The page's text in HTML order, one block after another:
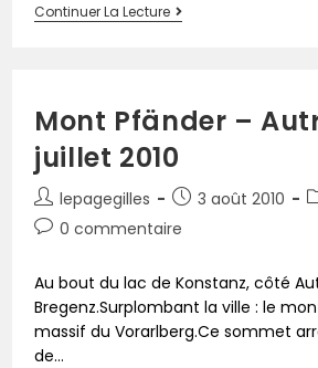
Continuer La Lecture
Mont Pfänder –
juillet 2010
lepagegilles 3 août 2010
0 commentaire
Au bout du lac de Konstanz, côté
Bregenz.Surplombant la ville : le
massif du Vorarlberg.Ce sommet
de…